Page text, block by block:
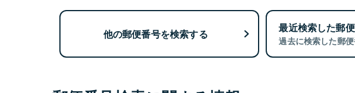
他の郵便番号を検索する 最近検索した郵
過去に検索した郵